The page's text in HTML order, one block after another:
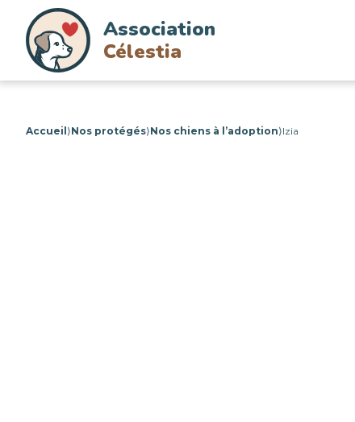
Association
Célestia
Accueil ⟩Nos protégés⟩Nos chiens à l’adoption⟩Izia